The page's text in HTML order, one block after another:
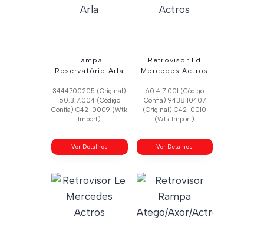
Tampa
Reservatório Arla
3444700205 (Original)
60.3.7.004 (Código
Confia) C42-0009 (Wtk
Import)
Ver Detalhes
Retrovisor Ld
Mercedes Actros
60.4.7.001 (Código
Confia) 9438110407
(Original) C42-0010
(Wtk Import)
Ver Detalhes